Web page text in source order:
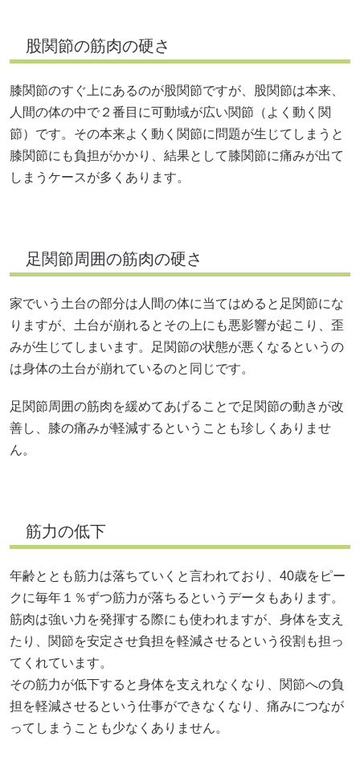
股関節の筋肉の硬さ
膝関節のすぐ上にあるのが股関節ですが、股関節は本来、
人間の体の中で２番目に可動域が広い関節（よく動く関
節）です。その本来よく動く関節に問題が生じてしまうと
膝関節にも負担がかかり、結果として膝関節に痛みが出て
しまうケースが多くあります。
足関節周囲の筋肉の硬さ
家でいう土台の部分は人間の体に当てはめると足関節にな
りますが、土台が崩れるとその上にも悪影響が起こり、歪
みが生じてしまいます。足関節の状態が悪くなるというの
は身体の土台が崩れているのと同じです。
足関節周囲の筋肉を緩めてあげることで足関節の動きが改
善し、膝の痛みが軽減するということも珍しくありませ
ん。
筋力の低下
年齢ととも筋力は落ちていくと言われており、40歳をピー
クに毎年１％ずつ筋力が落ちるというデータもあります。
筋肉は強い力を発揮する際にも使われますが、身体を支え
たり、関節を安定させ負担を軽減させるという役割も担っ
てくれています。
その筋力が低下すると身体を支えれなくなり、関節への負
担を軽減させるという仕事ができなくなり、痛みにつなが
ってしまうことも少なくありません。